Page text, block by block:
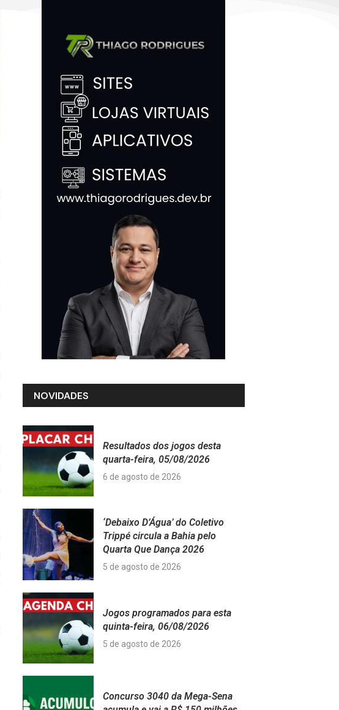
NOVIDADES
Resultados dos jogos desta
quarta-feira, 05/08/2026
6 de agosto de 2026
‘Debaixo D’Água’ do Coletivo
Trippé circula a Bahia pelo
Quarta Que Dança 2026
5 de agosto de 2026
Jogos programados para esta
quinta-feira, 06/08/2026
5 de agosto de 2026
Concurso 3040 da Mega-Sena